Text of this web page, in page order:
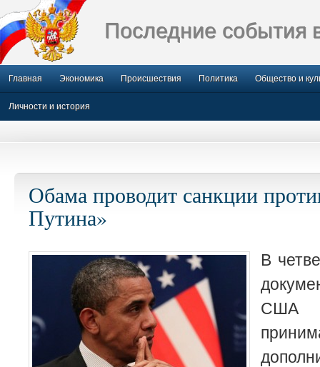
Последние события
Главная Экономика Происшествия Политика Общество и
Личности и история
Обама проводит санкции
Путина»
В
США